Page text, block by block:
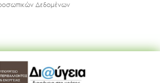
Δεδομένων